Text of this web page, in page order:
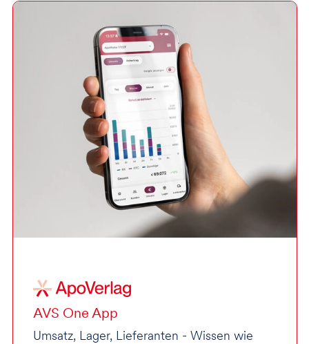
AVS One App
Umsatz, Lager, Lieferanten - Wissen wie